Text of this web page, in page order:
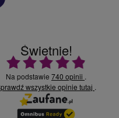
Świetnie!
Ocena średnia 4.9 na 5
Na podstawie 740 opinii .
Sprawdź wszystkie opinie tutaj .